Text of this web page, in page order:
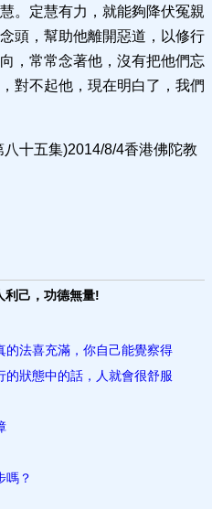
。定慧有力，就能夠降伏冤親
頭，幫助他離開惡道，以修行
，常常念著他，沒有把他們忘
對不起他，現在明白了，我們
十五集)2014/8/4香港佛陀教
利己，功德無量!
的法喜充滿，你自己能覺察得
狀態中的話，人就會很舒服
嗎？